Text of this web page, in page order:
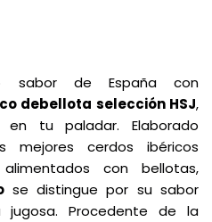
sabor de España con
debellota selección HSJ,
tu paladar. Elaborado
mejores cerdos ibéricos
con bellotas,
se distingue por su sabor
jugosa. Procedente de la